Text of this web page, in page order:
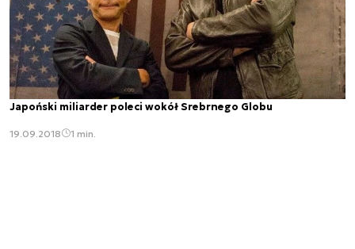
Japoński miliarder poleci wokół Srebrnego Globu
19.09.2018 1 min.